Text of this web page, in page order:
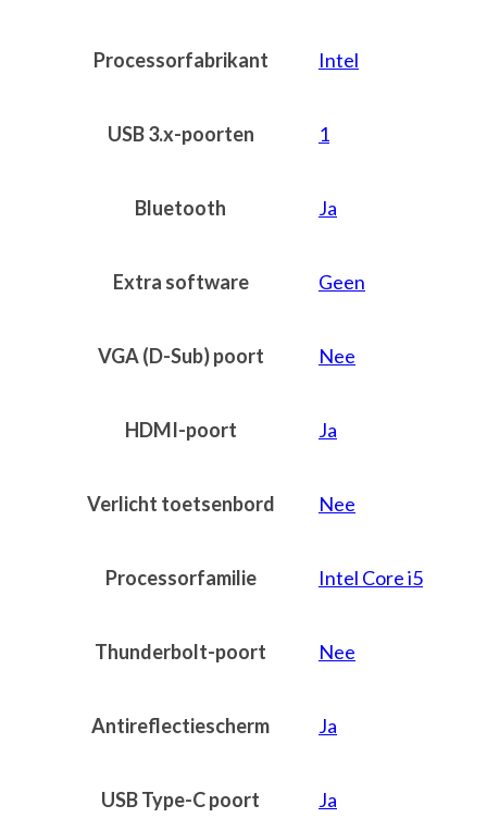
Processorfabrikant Intel
USB 3.x-poorten 1
Bluetooth Ja
Extra software Geen
VGA (D-Sub) poort Nee
HDMI-poort Ja
Verlicht toetsenbord Nee
Processorfamilie Intel Core i5
Thunderbolt-poort Nee
Antireflectiescherm Ja
USB Type-C poort Ja